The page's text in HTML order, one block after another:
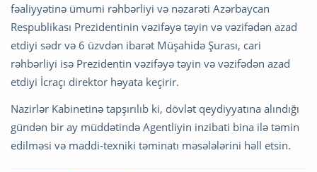
fəaliyyətinə ümumi rəhbərliyi və nəzarəti Azərbaycan
Respublikası Prezidentinin vəzifəyə təyin və vəzifədən azad
etdiyi sədr və 6 üzvdən ibarət Müşahidə Şurası, cari
rəhbərliyi isə Prezidentin vəzifəyə təyin və vəzifədən azad
etdiyi İcraçı direktor həyata keçirir.
Nazirlər Kabinetinə tapşırılıb ki, dövlət qeydiyyatına alındığı
gündən bir ay müddətində Agentliyin inzibati bina ilə təmin
edilməsi və maddi-texniki təminatı məsələlərini həll etsin.